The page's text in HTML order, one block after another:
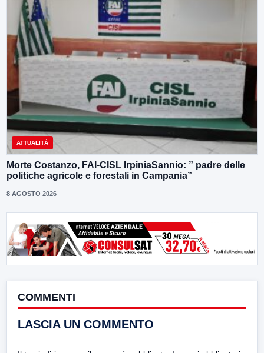
ATTUALITÀ
Morte Costanzo, FAI-CISL IrpiniaSannio: ” padre delle
politiche agricole e forestali in Campania”
8 AGOSTO 2026
COMMENTI
LASCIA UN COMMENTO